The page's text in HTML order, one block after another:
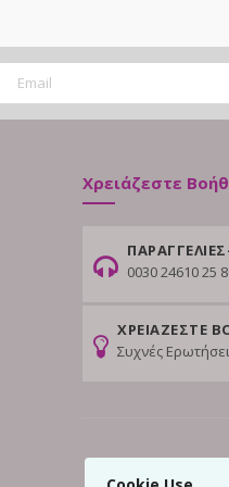
Χρειάζεστε
0030 24610 25
ΧΡΕΙΑΖΕΣΤΕ
Συχνές